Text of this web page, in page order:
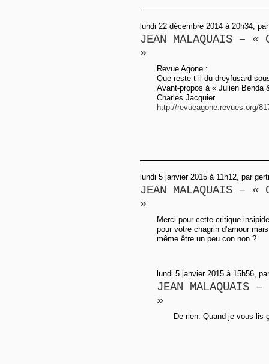
lundi 22 décembre 2014 à 20h34,
JEAN MALAQUAIS – «
»
Revue Agone :
Que reste-t-il du dreyfusard
Avant-propos à « Julien Benda
Charles Jacquier
http://revueagone.revues.org/
lundi 5 janvier 2015 à 11h12, par
JEAN MALAQUAIS – «
»
Merci pour cette critique
pour votre chagrin d’amour
même être un peu con non ?
lundi 5 janvier 2015 à 15h56,
JEAN MALAQUAIS –
»
De rien. Quand je vous lis